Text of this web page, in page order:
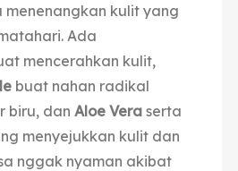
menenangkan kulit yang
Ada
mencerahkan kulit,
buat nahan radikal
biru, dan Aloe Veraserta
menyejukkan kulit dan
nggak nyaman akibat